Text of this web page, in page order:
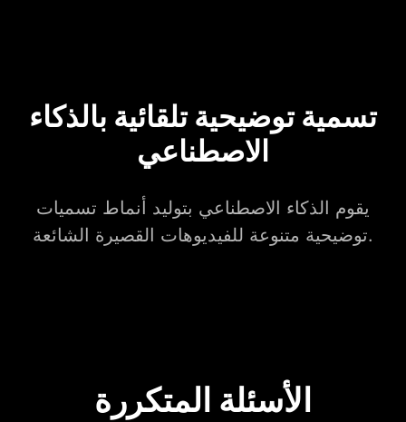
تسمية توضيحية تلقائية بالذكاء
الاصطناعي
يقوم الذكاء الاصطناعي بتوليد أنماط تسميات
توضيحية متنوعة للفيديوهات القصيرة الشائعة.
الأسئلة المتكررة